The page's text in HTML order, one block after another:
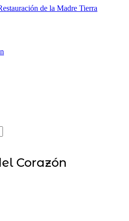
Corazón